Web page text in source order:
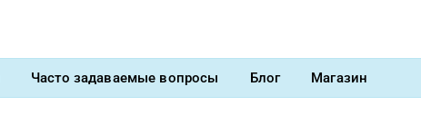
Часто задаваемые вопросы Блог Магазин